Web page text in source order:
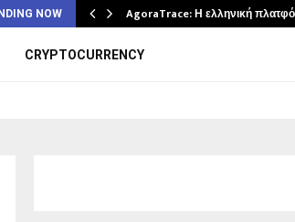
NOW AgoraTrace: Η ελληνική
CRYPTOCURRENCY